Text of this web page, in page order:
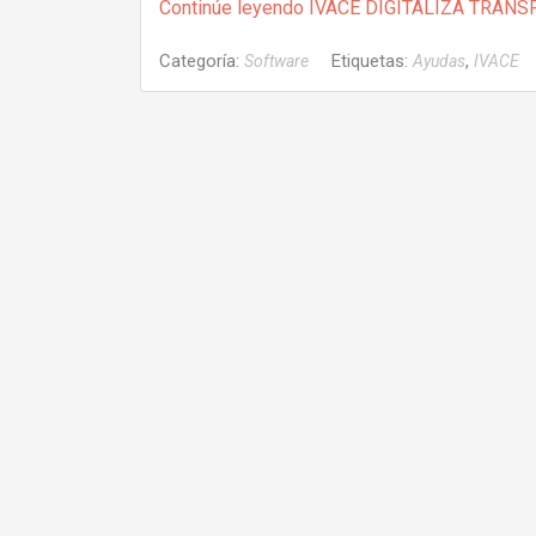
Continúe leyendo IVACE DIGITALIZA
Categoría: Software Etiquetas: Ayudas, IVACE